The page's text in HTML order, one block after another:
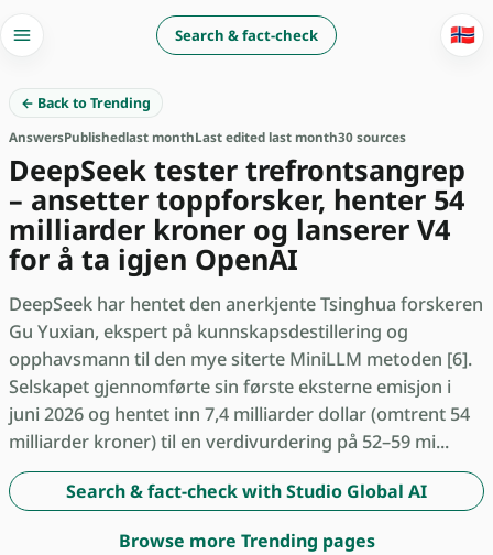
Search & fact-check 🇳🇴
← Back to Trending
AnswersPublishedlast monthLast edited last month30 sources
DeepSeek tester trefrontsangrep
– ansetter toppforsker, henter 54
milliarder kroner og lanserer V4
for å ta igjen OpenAI
DeepSeek har hentet den anerkjente Tsinghua forskeren
Gu Yuxian, ekspert på kunnskapsdestillering og
opphavsmann til den mye siterte MiniLLM metoden [6].
Selskapet gjennomførte sin første eksterne emisjon i
juni 2026 og hentet inn 7,4 milliarder dollar (omtrent 54
milliarder kroner) til en verdivurdering på 52–59 mi...
Search & fact-check with Studio Global AI
Browse more Trending pages